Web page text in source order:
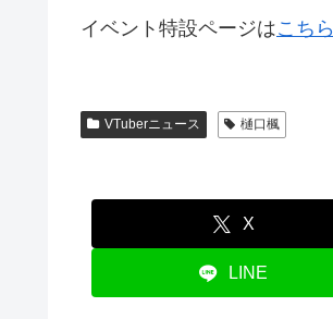
イベント特設ページはこちら
VTuberニュース 樋口楓
X
LINE